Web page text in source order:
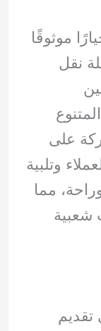
موثوقًا
نقل
على
وتلبية
مما
شعبية